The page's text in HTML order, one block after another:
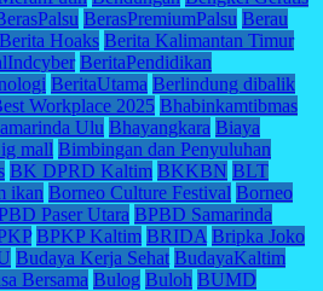
BerasPremiumPalsu Berau
Berita Hoaks Berita Kalimantan Timur
BeritaPendidikan
BeritaUtama Berlindung dibalik
Workplace 2025 Bhabinkamtibmas
Ulu Bhayangkara Biaya
mall Bimbingan dan Penyuluhan
BK DPRD Kaltim BKKBN BLT
ikan Borneo Culture Festival Borneo
Paser Utara BPBD Samarinda
BPKP Kaltim BRIDA Bripka Joko
Budaya Kerja Sehat BudayaKaltim
Bersama Bulog Buloh BUMD